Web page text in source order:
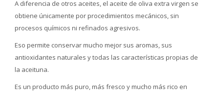
A diferencia de otros aceites, el aceite de oliva extra virgen se
obtiene únicamente por procedimientos mecánicos, sin
procesos químicos ni refinados agresivos.
Eso permite conservar mucho mejor sus aromas, sus
antioxidantes naturales y todas las características propias de
la aceituna.
Es un producto más puro, más fresco y mucho más rico en